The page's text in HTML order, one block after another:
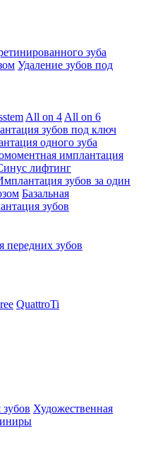
зуба
Удаление зубов под
All on 4 All on 6
зубов под ключ
одного зуба
имплантация
лифтинг
зубов за один
Базальная
зубов
передних зубов
QuattroTi
зубов Художественная